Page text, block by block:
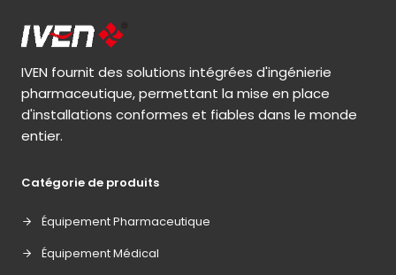
IVEN fournit des solutions intégrées d'ingénierie
pharmaceutique, permettant la mise en place
d'installations conformes et fiables dans le monde
entier.
Catégorie de produits
Équipement Pharmaceutique
Équipement Médical